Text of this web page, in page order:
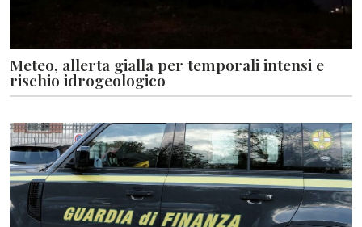
Meteo, allerta gialla per temporali intensi e
rischio idrogeologico